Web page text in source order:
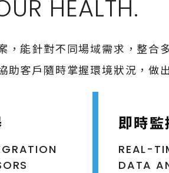
HEALTH.
，能針對不同場域需求，整合
助客戶隨時掌握環境狀況，做
即時
REAL-
DATA